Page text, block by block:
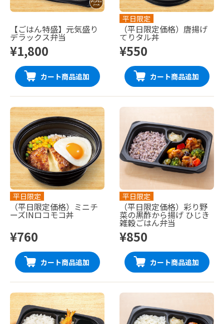
【ごはん特盛】元気盛り
デラックス弁当
¥1,800
カート商品追加
平日限定
（平日限定価格）唐揚げ
てりタル丼
¥550
カート商品追加
平日限定
（平日限定価格）ミニチ
ーズINロコモコ丼
¥760
カート商品追加
平日限定
（平日限定価格）彩り野
菜の黒酢から揚げ ひじき
雑穀ごはん弁当
¥850
カート商品追加